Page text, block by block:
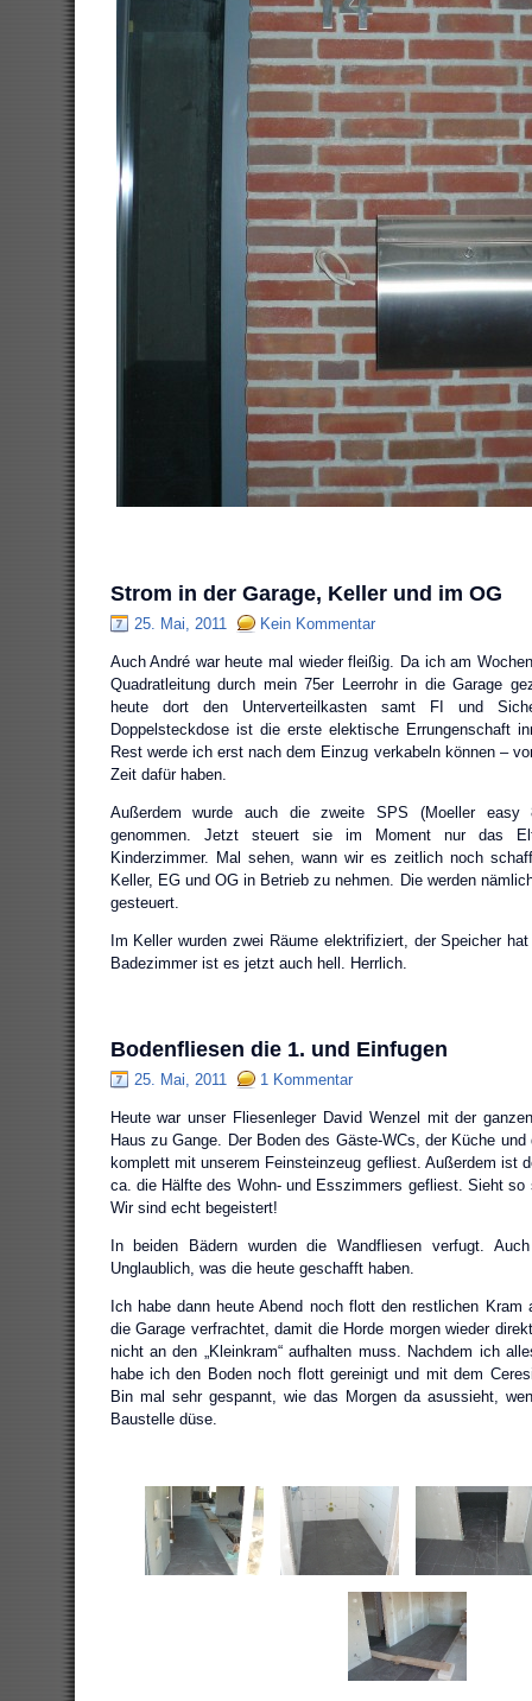
Strom in der Garage, Keller und im OG
25. Mai, 2011 Kein Kommentar
Auch André war heute mal wieder fleißig. Da ich am
Quadratleitung durch mein 75er Leerrohr in die Garage
heute dort den Unterverteilkasten samt FI und
Doppelsteckdose ist die erste elektische Errungenschaft
Rest werde ich erst nach dem Einzug verkabeln können –
Zeit dafür haben.
Außerdem wurde auch die zweite SPS (Moeller easy
genommen. Jetzt steuert sie im Moment nur das
Kinderzimmer. Mal sehen, wann wir es zeitlich noch
Keller, EG und OG in Betrieb zu nehmen. Die werden
gesteuert.
Im Keller wurden zwei Räume elektrifiziert, der Speicher
Badezimmer ist es jetzt auch hell. Herrlich.
Bodenfliesen die 1. und Einfugen
25. Mai, 2011 1 Kommentar
Heute war unser Fliesenleger David Wenzel mit der
Haus zu Gange. Der Boden des Gäste-WCs, der Küche
komplett mit unserem Feinsteinzeug gefliest. Außerdem ist
ca. die Hälfte des Wohn- und Esszimmers gefliest. Sieht
Wir sind echt begeistert!
In beiden Bädern wurden die Wandfliesen verfugt.
Unglaublich, was die heute geschafft haben.
Ich habe dann heute Abend noch flott den restlichen Kram
die Garage verfrachtet, damit die Horde morgen wieder
nicht an den „Kleinkram“ aufhalten muss. Nachdem ich
habe ich den Boden noch flott gereinigt und mit dem
Bin mal sehr gespannt, wie das Morgen da asussieht,
Baustelle düse.